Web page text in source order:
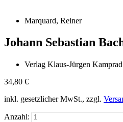
Marquard, Reiner
Johann Sebastian
Verlag Klaus-Jürgen Kamprad
34,80 €
inkl. gesetzlicher MwSt., zzgl.
Anzahl: